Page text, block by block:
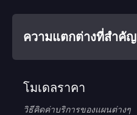
ความแตกต่างที่สำคัญ
โมเดลราคา
วิธีคิดค่าบริการของแผนต่างๆ